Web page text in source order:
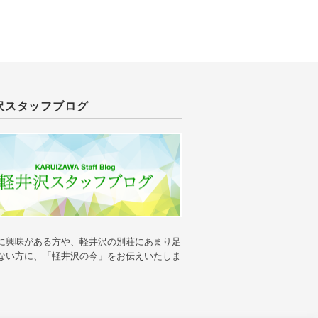
スタッフブログ
興味がある方や、軽井沢の別荘にあまり足
い方に、「軽井沢の今」をお伝えいたしま